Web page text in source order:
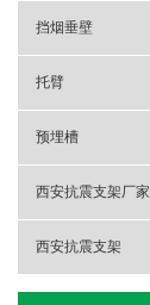
挡烟垂壁
托臂
预埋槽
西安抗震支架厂家
西安抗震支架